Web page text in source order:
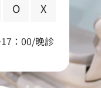
O X
：00/晚診